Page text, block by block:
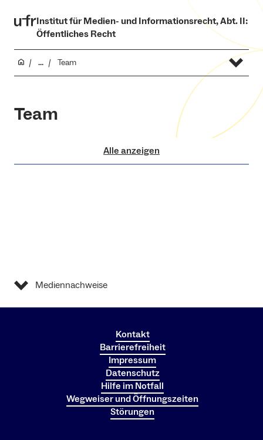
Institut für Medien- und Informationsrecht, Abt. II:
Öffentliches Recht
... Team
Team
Alle anzeigen
Mediennachweise
Kontakt
Barrierefreiheit
Impressum
Datenschutz
Hilfe im Notfall
Wegweiser und Öffnungszeiten
Störungen